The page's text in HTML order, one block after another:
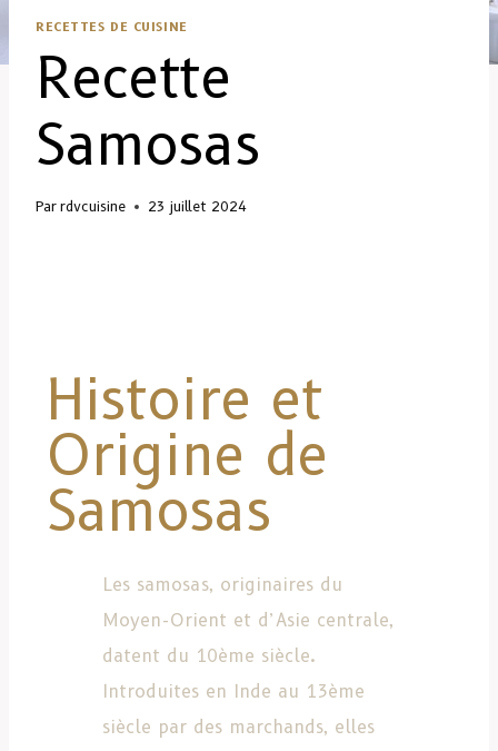
RECETTES DE CUISINE
Recette
Samosas
Par rdvcuisine 23 juillet 2024
Histoire et
Origine de
Samosas
Les samosas, originaires du
Moyen-Orient et d’Asie centrale,
datent du 10ème siècle.
Introduites en Inde au 13ème
siècle par des marchands, elles